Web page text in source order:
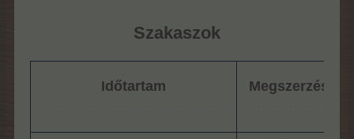
Szakaszok
Időtartam
Megszerzési